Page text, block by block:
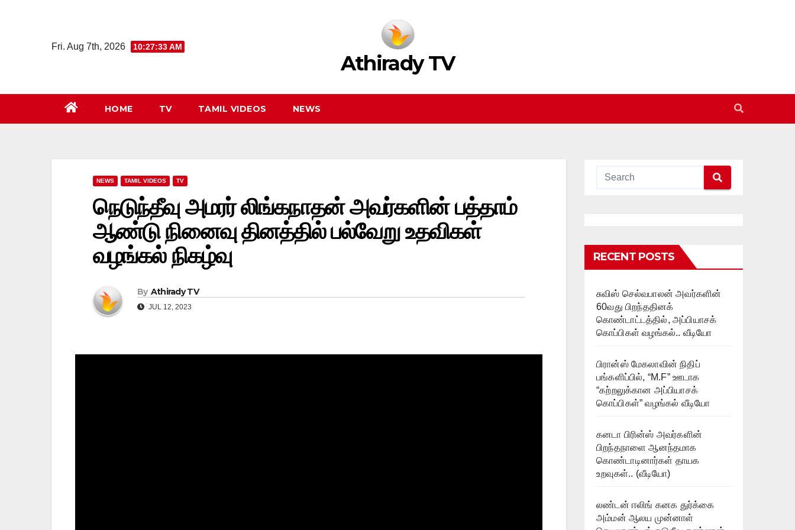
Fri. Aug 7th, 2026 10:27:34 AM
Athirady TV
HOME TV TAMIL VIDEOS NEWS
NEWS TAMIL VIDEOS TV
நெடுந்தீவு அமரர் லிங்கநாதன் அவர்களின் பத்தாம்
ஆண்டு நினைவு தினத்தில் பல்வேறு உதவிகள்
வழங்கல் நிகழ்வு
By Athirady TV
JUL 12, 2023
RECENT POSTS
சுவிஸ் செல்வபாலன் அவர்களின்
60வது பிறந்ததினக்
கொண்டாட்டத்தில், அப்பியாசக்
கொப்பிகள் வழங்கல்.. வீடியோ
பிரான்ஸ் மேகலாவின் நிதிப்
பங்களிப்பில், “M.F” ஊடாக
“கற்றலுக்கான அப்பியாசக்
கொப்பிகள்” வழங்கல் வீடியோ
கனடா பிரின்ஸ் அவர்களின்
பிறந்தநாளை ஆனந்தமாக
கொண்டாடினார்கள் தாயக
உறவுகள்.. (வீடியோ)
லண்டன் ஈலிங் கனக துர்க்கை
அம்மன் ஆலய முன்னாள்